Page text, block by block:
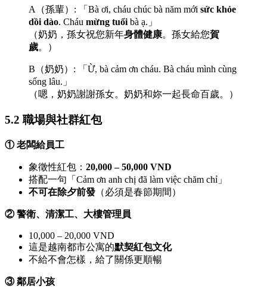
A（孫輩）: 「Bà ơi, cháu chúc bà năm mới sức khỏe
dồi dào. Cháu mừng tuổibà ạ.」
（奶奶，孫女祝您新年身體健康。孫女給您賀
歲。）
B（奶奶）: 「Ừ, bà cảm ơn cháu. Bà cháu mình cùng
sống lâu.」
（嗯，奶奶謝謝孫女。奶奶和妳一起長命百歲。）
5.2 職場與社群紅包
① 老闆給員工
象徵性紅包： 20,000 – 50,000 VND
搭配一句「Cảm ơn anh chị đã làm việc chăm chỉ」
不可在除夕前發 （必須是春節期間）
② 警衛、清潔工、大樓管理員
10,000 – 20,000 VND
這是越南都市公寓的默契紅包文化
不給不會怎樣，給了關係更順暢
③ 鄰居小孩